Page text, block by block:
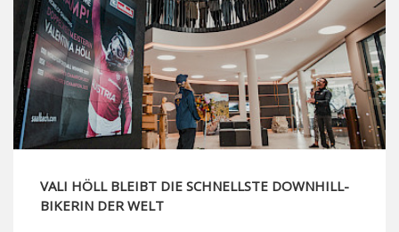
VALI HÖLL BLEIBT DIE SCHNELLSTE DOWNHILL-
BIKERIN DER WELT